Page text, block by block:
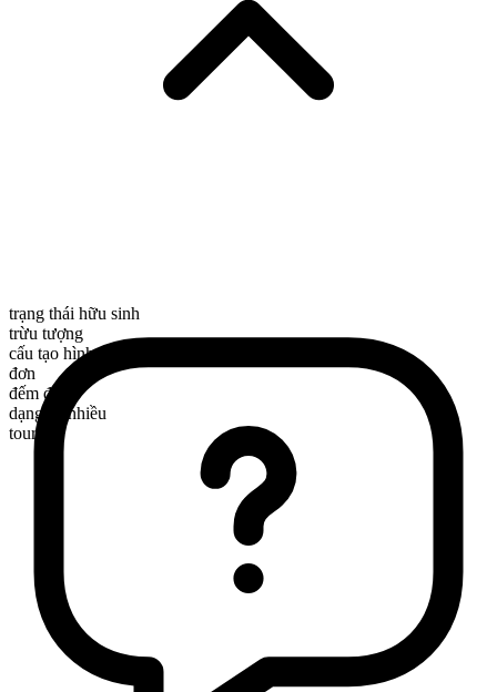
trạng thái hữu sinh
trừu tượng
cấu tạo hình thái
đơn
đếm được
dạng số nhiều
tours